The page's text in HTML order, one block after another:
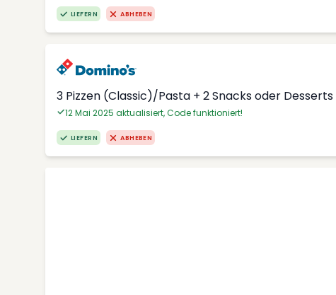
LIEFERN ABHEBEN
3 Pizzen (Classic)/Pasta + 2 Snacks oder
12 Mai 2025 aktualisiert, Code funktioniert!
LIEFERN ABHEBEN